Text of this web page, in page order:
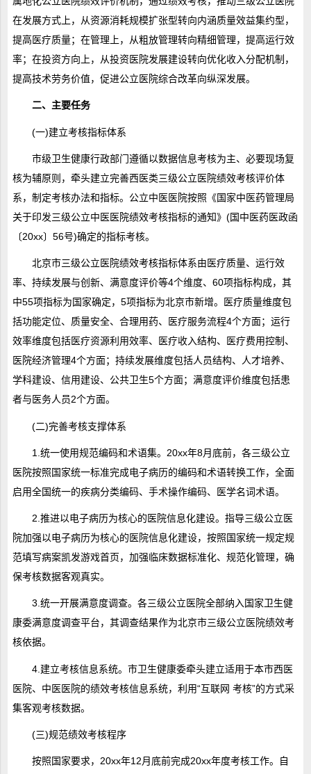
在发展方式上，从资源消耗规模扩张型转向内涵质量效益集约型，
提高医疗质量；在管理上，从粗放管理转向精细管理，提高运行效
率；在投资方向上，从投资医院发展建设转向优化收入分配机制，
提高技术劳务价值，促进公立医院综合改革向纵深发展。
二、主要任务
(一)建立考核指标体系
市级卫生健康行政部门遵循以数据信息考核为主、必要现场复
核为辅原则，牵头建立完善西医类三级公立医院绩效考核评价体
系，制定考核办法和指标。公立中医医院按照《国家中医药管理局
关于印发三级公立中医医院绩效考核指标的通知》(国中医药医政函
〔20xx〕56号)确定的指标考核。
北京市三级公立医院绩效考核指标体系由医疗质量、运行效
率、持续发展与创新、满意度评价等4个维度、60项指标构成，其
中55项指标为国家确定，5项指标为北京市新增。医疗质量维度包
括功能定位、质量安全、合理用药、医疗服务流程4个方面；运行
效率维度包括医疗资源利用效率、医疗收入结构、医疗费用控制、
医院经济管理4个方面；持续发展维度包括人员结构、人才培养、
学科建设、信用建设、公共卫生5个方面；满意度评价维度包括患
者与医务人员2个方面。
(二)完善考核支撑体系
1.统一使用规范编码和术语集。20xx年8月底前，各三级公立
医院按照国家统一标准完成电子病历的编码和术语转换工作，全面
启用全国统一的疾病分类编码、手术操作编码、医学名词术语。
2.推进以电子病历为核心的医院信息化建设。指导三级公立医
院加强以电子病历为核心的医院信息化建设，按照国家统一规定规
范填写病案凯发游戏首页，加强临床数据标准化、规范化管理，确
保考核数据客观真实。
3.统一开展满意度调查。各三级公立医院全部纳入国家卫生健
康委满意度调查平台，其调查结果作为北京市三级公立医院绩效考
核依据。
4.建立考核信息系统。市卫生健康委牵头建立适用于本市西医
医院、中医医院的绩效考核信息系统，利用“互联网 考核”的方式采
集客观考核数据。
(三)规范绩效考核程序
按照国家要求，20xx年12月底前完成20xx年度考核工作。自